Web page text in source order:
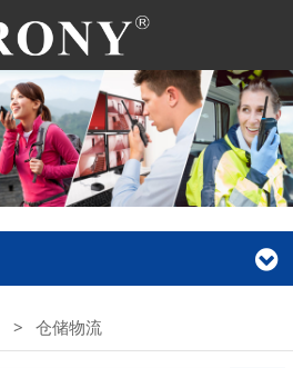
> 仓储物流